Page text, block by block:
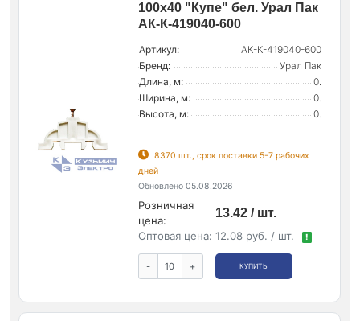
100х40 "Купе" бел. Урал Пак
АК-К-419040-600
Артикул:
АК-К-419040-600
Бренд:
Урал Пак
Длина, м:
0.
Ширина, м:
0.
Высота, м:
0.
8370 шт., срок поставки 5-7 рабочих
дней
Обновлено 05.08.2026
Розничная
цена:
13.42 / шт.
Оптовая цена: 12.08 руб. / шт. !
- + КУПИТЬ